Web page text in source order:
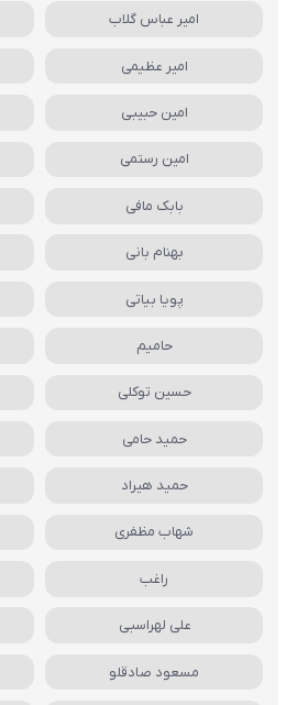
امیر عباس گلاب
امیر عظیمی
امین حبیبی
امین رستمی
بابک مافی
بهنام بانی
پویا بیاتی
حامیم
حسین توکلی
حمید حامی
حمید هیراد
شهاب مظفری
راغب
علی لهراسبی
مسعود صادقلو